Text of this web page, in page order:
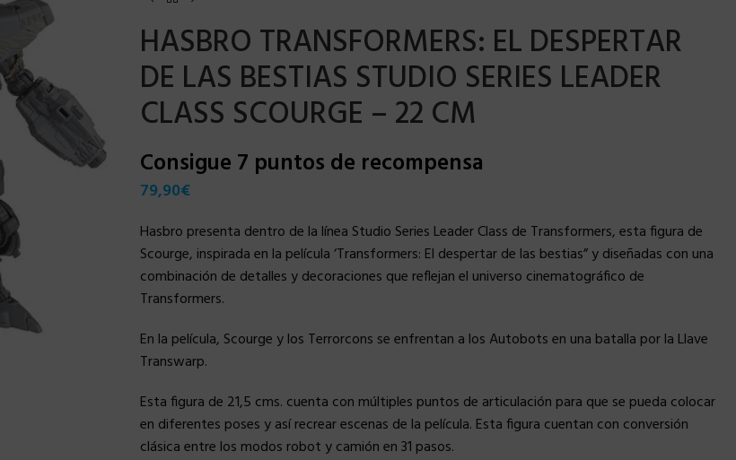
HASBRO TRANSFORMERS: EL DESPERTAR
DE LAS BESTIAS STUDIO SERIES LEADER
CLASS SCOURGE – 22 CM
Consigue 7 puntos de recompensa
79,90€
Hasbro presenta dentro de la línea Studio Series Leader Class de Transformers, esta figura de
Scourge, inspirada en la película ‘Transformers: El despertar de las bestias” y diseñadas con una
combinación de detalles y decoraciones que reflejan el universo cinematográfico de
Transformers.
En la película, Scourge y los Terrorcons se enfrentan a los Autobots en una batalla por la Llave
Transwarp.
Esta figura de 21,5 cms. cuenta con múltiples puntos de articulación para que se pueda colocar
en diferentes poses y así recrear escenas de la película. Esta figura cuentan con conversión
clásica entre los modos robot y camión en 31 pasos.